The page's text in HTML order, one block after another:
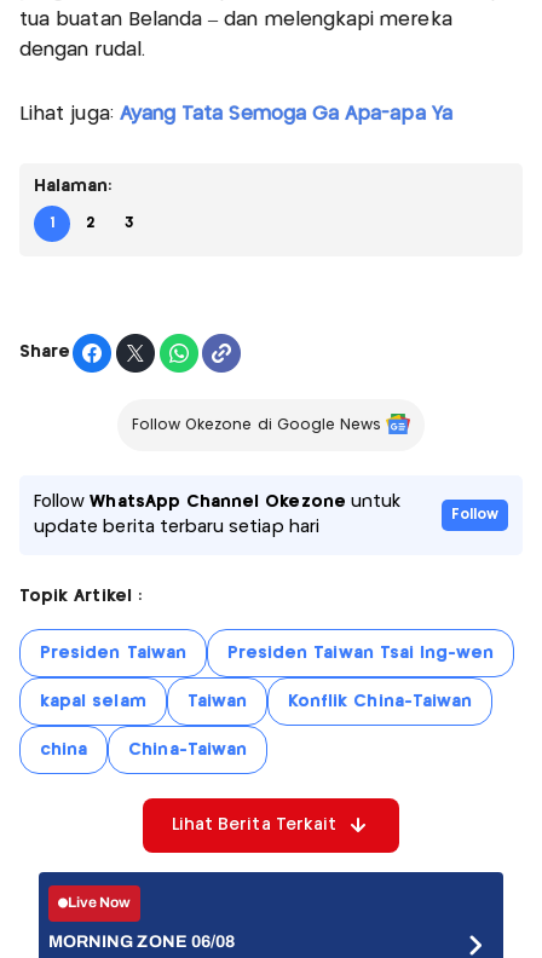
tua buatan Belanda – dan melengkapi mereka
dengan rudal.
Lihat juga: Ayang Tata Semoga Ga Apa-apa Ya
Halaman:
1 2 3
Share
Follow Okezone di Google News
FollowWhatsApp Channel Okezone untuk
update berita terbaru setiap hari
Follow
Topik Artikel :
Presiden Taiwan Presiden Taiwan Tsai Ing-wen
kapal selam Taiwan Konflik China-Taiwan
china China-Taiwan
Lihat Berita Terkait
Live Now
MORNING ZONE 06/08